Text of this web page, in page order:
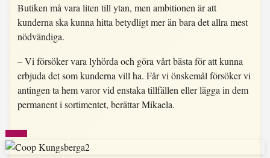
Butiken må vara liten till ytan, men ambitionen är att
kunderna ska kunna hitta betydligt mer än bara det allra mest
nödvändiga.
– Vi försöker vara lyhörda och göra vårt bästa för att kunna
erbjuda det som kunderna vill ha. Får vi önskemål försöker vi
antingen ta hem varor vid enstaka tillfällen eller lägga in dem
permanent i sortimentet, berättar Mikaela.